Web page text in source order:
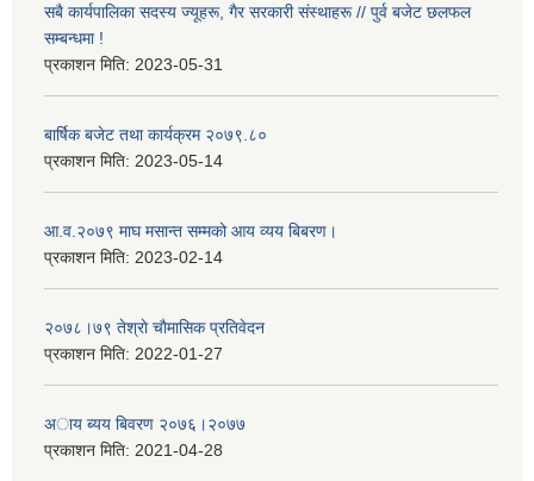
सबै कार्यपालिका सदस्य ज्यूहरू, गैर सरकारी संस्थाहरू // पुर्व बजेट छलफल
सम्बन्धमा !
प्रकाशन मिति: 2023-05-31
बार्षिक बजेट तथा कार्यक्रम २०७९.८०
प्रकाशन मिति: 2023-05-14
आ.व.२०७९ माघ मसान्त सम्मको आय व्यय बिबरण।
प्रकाशन मिति: 2023-02-14
२०७८।७९ तेश्राे चाैमासिक प्रतिवेदन
प्रकाशन मिति: 2022-01-27
अाय ब्यय बिवरण २०७६।२०७७
प्रकाशन मिति: 2021-04-28